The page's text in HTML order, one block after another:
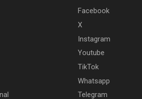
Facebook
X
Instagram
Youtube
TikTok
Whatsapp
Telegram